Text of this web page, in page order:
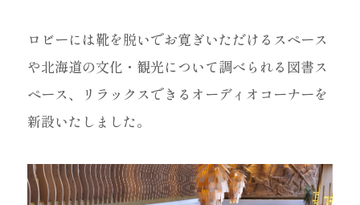
ロビーには靴を脱いでお寛ぎいただけるスペース
や北海道の文化・観光について調べられる図書ス
ペース、リラックスできるオーディオコーナーを
新設いたしました。